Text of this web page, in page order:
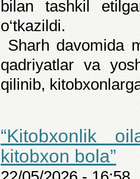
bilan tashkil
o‘tkazildi.
Sharh davomida
qadriyatlar va
qilinib,
“Kitobxonlik
kitobxon bola”